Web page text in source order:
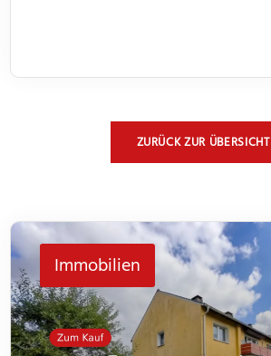
ZURÜCK ZUR ÜBERSICHT
Immobilien